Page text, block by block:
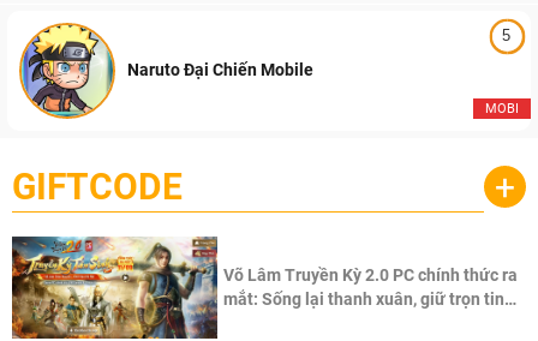
5
MOBI
Naruto Đại Chiến Mobile
GIFTCODE +
Võ Lâm Truyền Kỳ 2.0 PC chính thức ra
mắt: Sống lại thanh xuân, giữ trọn tinh